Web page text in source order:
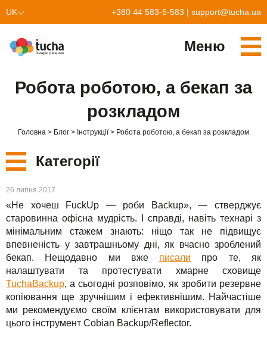
UK +380 44 583-5-583 | support@tucha.ua
Меню
TuchaHost
TuchaMetal
TuchaBackup
TuchaHosting
TuchaSync
Хостинг CRM
Хостинг сайтів-конструкторів
Віддалений офіс
Реселінг хостингу
Про нас
Кар'єра
Контакти
Робота роботою, а бекап за
розкладом
Головна Блог Інструкції Робота роботою, а бекап за розкладом
Категорії
Нові
Сервіси
Рішення
Для бізнесу
Техпідтримка
Інструкції
26 липня 2017
«Не хочеш FuckUp — роби Backup», — стверджує
старовинна офісна мудрість. І справді, навіть технарі з
мінімальним стажем знають: ніщо так не підвищує
впевненість у завтрашньому дні, як вчасно зроблений
бекап. Нещодавно ми вже писали про те, як
налаштувати та протестувати хмарне сховище
TuchaBackup, а сьогодні розповімо, як зробити резервне
копіювання ще зручнішим і ефективнішим. Найчастіше
ми рекомендуємо своїм клієнтам використовувати для
цього інструмент Cobian Backup/Reflector.